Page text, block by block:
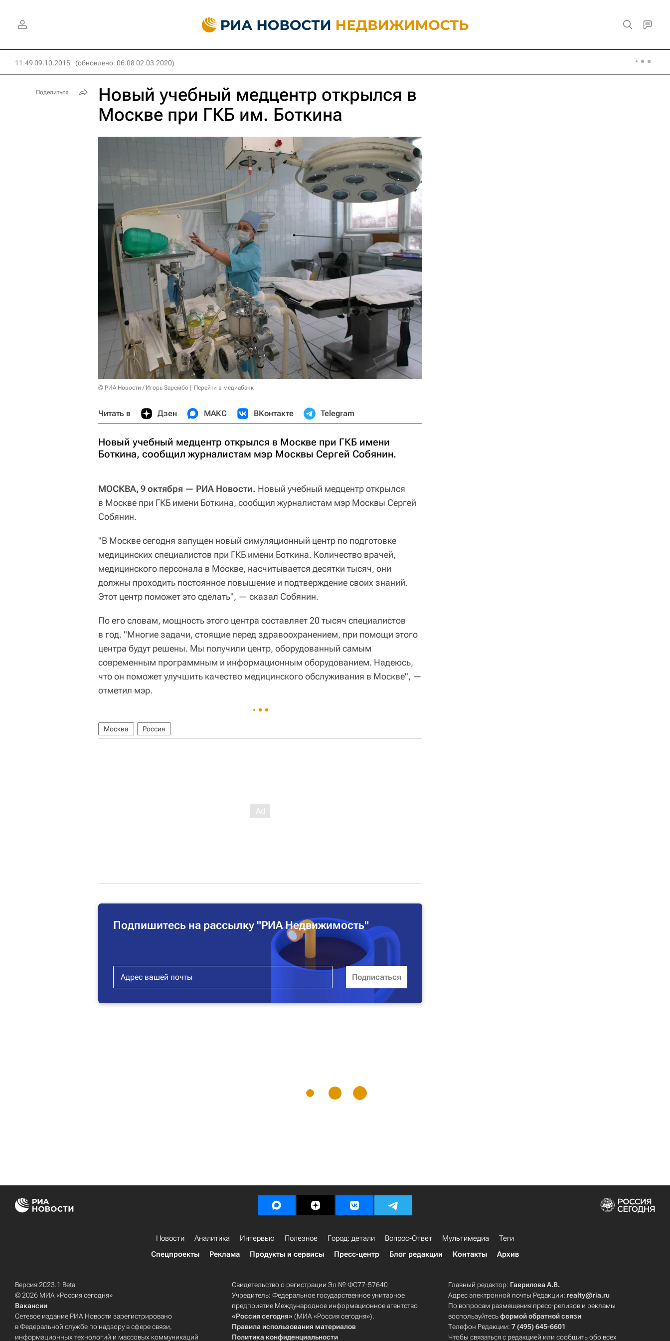
11:49 09.10.2015 (обновлено: 06:08 02.03.2020)
Новый учебный медцентр открылся в
Москве при ГКБ им. Боткина
© РИА Новости / Игорь Зарембо Перейти в медиабанк
Читать в Дзен МАКС ВКонтакте Telegram
Новый учебный медцентр открылся в Москве при ГКБ имени
Боткина, сообщил журналистам мэр Москвы Сергей Собянин.
МОСКВА, 9 октября — РИА Новости. Новый учебный медцентр открылся
в Москве при ГКБ имени Боткина, сообщил журналистам мэр Москвы Сергей
Собянин.
"В Москве сегодня запущен новый симуляционный центр по подготовке
медицинских специалистов при ГКБ имени Боткина. Количество врачей,
медицинского персонала в Москве, насчитывается десятки тысяч, они
должны проходить постоянное повышение и подтверждение своих знаний.
Этот центр поможет это сделать", — сказал Собянин.
По его словам, мощность этого центра составляет 20 тысяч специалистов
в год. "Многие задачи, стоящие перед здравоохранением, при помощи этого
центра будут решены. Мы получили центр, оборудованный самым
современным программным и информационным оборудованием. Надеюсь,
что он поможет улучшить качество медицинского обслуживания в Москве", —
отметил мэр.
Москва Россия
Подпишитесь на рассылку "РИА Недвижимость"
Поделиться
Новости Аналитика Интервью Полезное Город: детали Вопрос-Ответ Мультимедиа
Теги
Спецпроекты
Реклама Продукты и сервисы Пресс-центр Блог редакции Контакты Архив
Версия 2023.1 Beta
© 2026 МИА «Россия сегодня»
Вакансии
Сетевое издание РИА Новости зарегистрировано
в Федеральной службе по надзору в сфере связи,
информационных технологий и массовых коммуникаций
Свидетельство о регистрации Эл № ФС77-57640
Учредитель: Федеральное государственное унитарное
предприятие Международное информационное агентство
«Россия сегодня» (МИА «Россия сегодня»).
Правила использования материалов
Политика конфиденциальности
Главный редактор: Гаврилова А.В.
Адрес электронной почты Редакции: realty@ria.ru
По вопросам размещения пресс-релизов и рекламы
воспользуйтесьформой обратной связи
Телефон Редакции:7 (495) 645-6601
Чтобы связаться с редакцией или сообщить обо всех